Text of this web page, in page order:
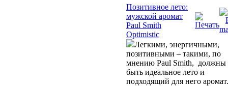
Позитивное лето:
мужской аромат
Paul Smith
Optimistic
Легкими, энергичными,
позитивными – такими, по
мнению Paul Smith, должны
быть идеальное лето и
подходящий для него аромат.